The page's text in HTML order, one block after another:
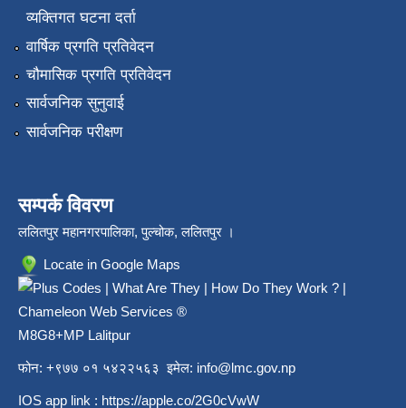
व्यक्तिगत घटना दर्ता
वार्षिक प्रगति प्रतिवेदन
चौमासिक प्रगति प्रतिवेदन
सार्वजनिक सुनुवाई
सार्वजनिक परीक्षण
सम्पर्क विवरण
ललितपुर महानगरपालिका, पुल्चोक, ललितपुर ।
Locate in Google Maps
M8G8+MP Lalitpur
फोन: +९७७ ०१ ५४२२५६३ इमेल: info@lmc.gov.np
IOS app link : https://apple.co/2G0cVwW